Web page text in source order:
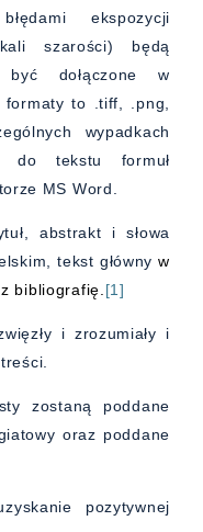
ekspozycji
szarości) będą
być dołączone w
formaty to .tiff, .png,
wypadkach
do tekstu formuł
MS Word.
abstrakt i słowa
tekst główny w
bibliografię.[1]
i zrozumiały i
zostaną poddane
oraz poddane
pozytywnej